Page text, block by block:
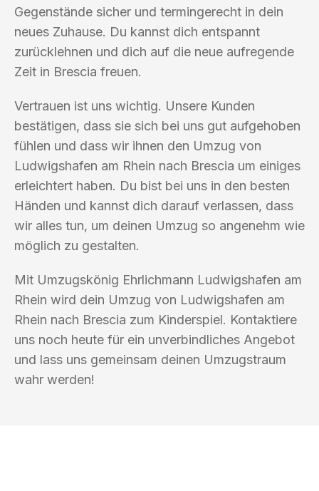
Gegenstände sicher und termingerecht in dein
neues Zuhause. Du kannst dich entspannt
zurücklehnen und dich auf die neue aufregende
Zeit in Brescia freuen.
Vertrauen ist uns wichtig. Unsere Kunden
bestätigen, dass sie sich bei uns gut aufgehoben
fühlen und dass wir ihnen den Umzug von
Ludwigshafen am Rhein nach Brescia um einiges
erleichtert haben. Du bist bei uns in den besten
Händen und kannst dich darauf verlassen, dass
wir alles tun, um deinen Umzug so angenehm wie
möglich zu gestalten.
Mit Umzugskönig Ehrlichmann Ludwigshafen am
Rhein wird dein Umzug von Ludwigshafen am
Rhein nach Brescia zum Kinderspiel. Kontaktiere
uns noch heute für ein unverbindliches Angebot
und lass uns gemeinsam deinen Umzugstraum
wahr werden!